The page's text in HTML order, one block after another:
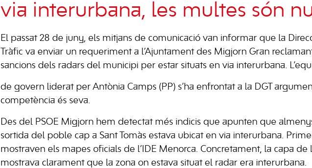
via interurbana, les multes són
El passat 28 de juny, els mitjans de comunicació van informar que la
Tràfic va enviar un requeriment a l’Ajuntament des Migjorn Gran
sancions dels radars del municipi per estar situats en via interurbana.
de govern liderat per Antònia Camps (PP) s’ha enfrontat a la DGT
competència és seva.
Des del PSOE Migjorn hem detectat més indicis que apunten que
sortida del poble cap a Sant Tomàs estava ubicat en via interurbana.
mostraven els mapes oficials de l’IDE Menorca. Concretament, la capa de
mostrava clarament que la zona on estava situat el radar era interurbana.